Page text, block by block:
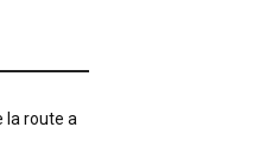
la route a